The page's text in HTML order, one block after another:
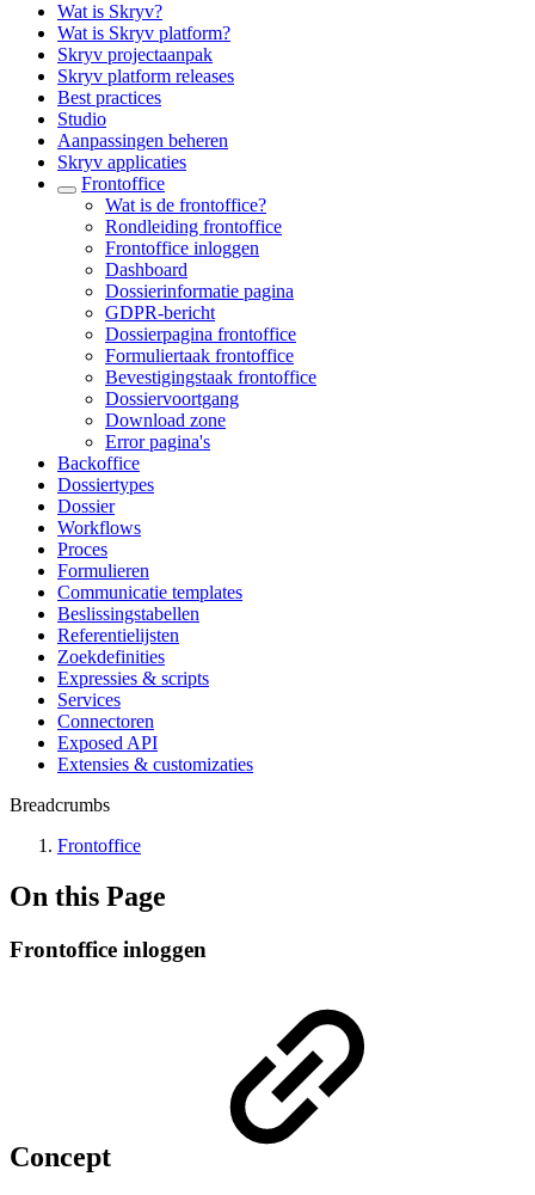
Wat is Skryv?
Wat is Skryv platform?
Skryv projectaanpak
Skryv platform releases
Best practices
Studio
Aanpassingen beheren
Skryv applicaties
Frontoffice
Wat is de frontoffice?
Rondleiding frontoffice
Frontoffice inloggen
Dashboard
Dossierinformatie pagina
GDPR-bericht
Dossierpagina frontoffice
Formuliertaak frontoffice
Bevestigingstaak frontoffice
Dossiervoortgang
Download zone
Error pagina's
Backoffice
Dossiertypes
Dossier
Workflows
Proces
Formulieren
Communicatie templates
Beslissingstabellen
Referentielijsten
Zoekdefinities
Expressies & scripts
Services
Connectoren
Exposed API
Extensies & customizaties
Breadcrumbs
Frontoffice
On this Page
Frontoffice inloggen
Concept